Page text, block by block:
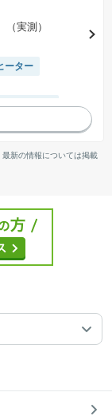
実測）
ーター
静な住宅地
新の情報については掲載